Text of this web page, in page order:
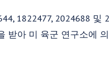
1822477, 2024688
받아 미 육군 연구소에